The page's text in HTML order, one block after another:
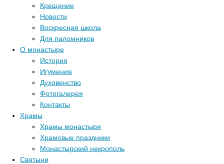
Крещение
Новости
Воскресная школа
Для паломников
О монастыре
История
Игумения
Духовенство
Фотогалерея
Контакты
Храмы
Храмы монастыря
Храмовые праздники
Монастырский некрополь
Святыни
Главная
страница
Актуально
Популярные записи